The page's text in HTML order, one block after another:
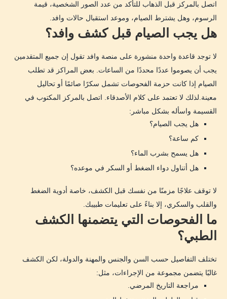
اتصل بالمركز قبل الذهاب للتأكد من عدد الصور الشخصية، قيمة
الرسوم، وهل يشترط الصيام، وموعد استقبال حالات وافد.
هل يجب الصيام قبل كشف وافد؟
لا توجد قاعدة واحدة منشورة على منصة وافد تقول إن جميع المتقدمين
يجب أن يصوموا عددًا محددًا من الساعات. بعض المراكز قد تطلب
الصيام إذا كانت حزمة الفحوصات تشمل سكرًا صائمًا أو تحاليل
معينة.لذلك لا تعتمد على كلام الأصدقاء. اتصل بالمركز المكتوب في
القسيمة واسأله بشكل مباشر:
هل يجب الصيام؟
كم ساعة؟
هل يسمح بشرب الماء؟
هل أتناول دواء الضغط أو السكر في موعده؟
لا توقف علاجًا مزمنًا من نفسك قبل الكشف، خاصة أدوية الضغط
والقلب والسكري، إلا بناءً على تعليمات طبيبك.
ما الفحوصات التي يتضمنها الكشف
الطبي؟
تختلف التفاصيل حسب السن والجنس والمهنة والدولة، لكن الكشف
غالبًا يتضمن مجموعة من الإجراءات، مثل:
مراجعة التاريخ المرضي.